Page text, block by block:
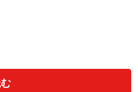
きに特にそういう傾向